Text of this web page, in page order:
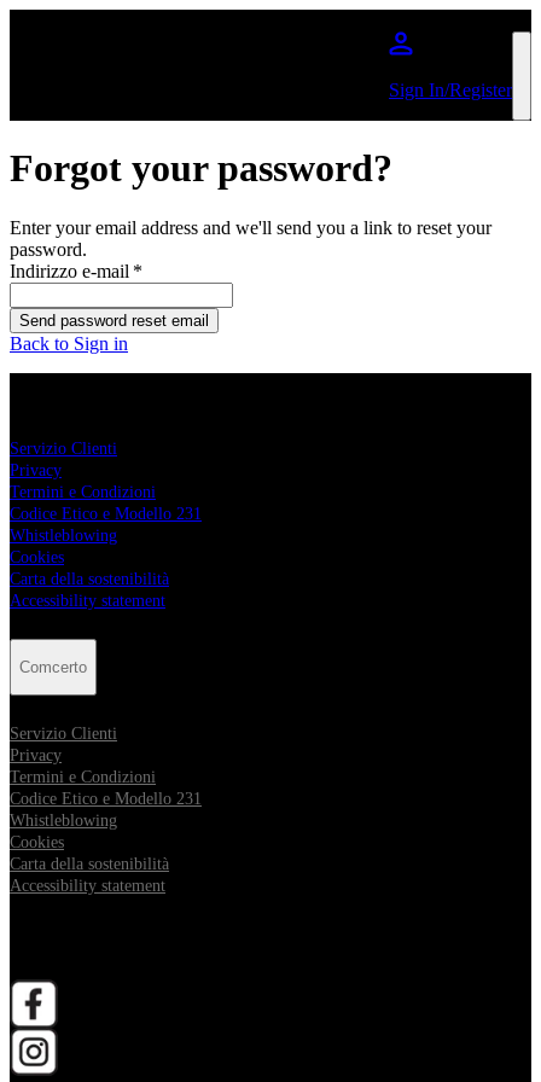
Sign In/Register
Forgot your password?
Enter your email address and we'll send you a link to reset your
password.
Indirizzo e-mail *
Send password reset email
Back to Sign in
Servizio Clienti
Privacy
Termini e Condizioni
Codice Etico e Modello 231
Whistleblowing
Cookies
Carta della sostenibilità
Accessibility statement
Comcerto
Servizio Clienti
Privacy
Termini e Condizioni
Codice Etico e Modello 231
Whistleblowing
Cookies
Carta della sostenibilità
Accessibility statement
apri in una nuova scheda
apri in una nuova scheda